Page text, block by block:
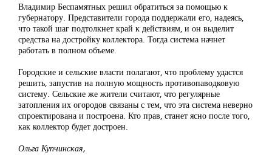
Владимир Беспамятных решил обратиться за помощью к
губернатору. Представители города поддержали его, надеясь,
что такой шаг подтолкнет край к действиям, и он выделит
средства на достройку коллектора. Тогда система начнет
работать в полном объеме.
Городские и сельские власти полагают, что проблему удастся
решить, запустив на полную мощность противопаводковую
систему. Сельские же жители считают, что регулярные
затопления их огородов связаны с тем, что эта система неверно
спроектирована и построена. Кто прав, станет ясно после того,
как коллектор будет достроен.
Ольга Купчинская,